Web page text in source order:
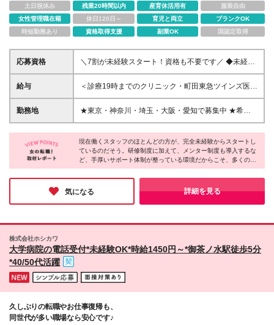
土日祝休み 残業20時間以内 産育休活用有
服装自由
女性管理職在籍
休日120日～ 育児と両立
ブランクOK
時短勤務あり
資格取得支援 副業OK 国認定取得
応募資格
＼7割が未経験スタート！資格も不要です／ ◆未経
験・ブランク・第二新卒歓迎！ ◆基本的なPC操作が
できる方（簡単な操作ができればOKです！） ◆学歴
心」と好評！ 経験者・ブランク明けの方ももちろん
大歓迎です◎ ＊＊契約期間について＊＊ ・契約更
契約期間であっても給与は同額、 各種保険にも加入
可能ですのでご安心ください。
給与
＜診療19時までのクリニック・町田東急ツインズ医院
＞ ■完全週休2日制 月給25万円～35万円（固定残業
代：20h分/32,400円～・精皆勤手当10,000円を含
む） ＜診療20時までのクリニック＞ ■完全週休2日制
月給27万5000円～35万円（固定残業代：30h
分/50,200円～・精皆勤手当10,000円を含む） ■週休3
時間の詳細は、勤務地の項目よりご確認ください ＊
給与は経験・能力を考慮して決定 ＊ 試用期間3ヶ月、
給 ※固定残業時間は固定残業代の算出根拠を示すもの
業時間は5時間程度です ＜手当も充実！＞ ◎土日出勤
手当 15,000円（規定あり）※土日両方ご出勤の固定
シフトの場合 ◎交通費上限2万円まで支給 ※相談可 ■
賞与：年2回 ＊ 初年度は入職時期や貢献度に応じて支
給 ＊ 昨年実績 2ヶ月／年 ■ 昇給：年1回（実績・医院
勤務地
★東京・神奈川・埼玉・大阪・愛知で募集中 ★希望
の勤務地に配属 ◆東京 ・アトレヴィ田端医院 ・アト
レヴィ巣鴨医院 ・上野マルイ医院（※） ・新宿アオ
キビル医院（※） ・イオン西新井医院 ・分倍河原
MINANO医院 ・中野マルイ医院（※） ・新宿駅東口
医院 （※） ・ヨドバシ吉祥寺医院 ・町田東急ツイン
ズ医院 ・八王子オクトーレ医院 ・綾瀬駅前歯科医院
・大井町トラックス医院（※） ◆神奈川 ・シャル鶴
見医院 ・ボーノ相模大野医院 ・ららぽーと海老名医
（※） ・かわぐちキャスティ駅前デンタルクリニッ
キューズモール医院 ※転居を伴う転勤はありません
なり、給与が異なります 町田東急ツインズ医院の
み、診療19時半までとなります
現在働くスタッフのほとんどの方が、完全未経験からスタートし
ているのだそう。研修制度に加えて、メンター制度も導入するな
ど、手厚いサポート体制が整っている環境だからこそ、多くの方
が安心して医療業界デビューを果たせているのだと感じました。
ネイル・髪色自由と、適度なオシャレを楽しめるのも魅力的なポ
イント♪また、業界内でも高水準な働きやすさも兼ね備えてお
り、将来を見据えて働きたい方には、ピッタリな環境です！
気になる 詳細を見る
株式会社ホシカワ
大学病院の電話受付*未経験OK*時給1450円～*御茶ノ水駅徒歩5分
*40/50代活躍
久しぶりの転職やお仕事復帰も、
同世代が多い職場なら安心です♪